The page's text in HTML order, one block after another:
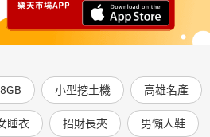
小型挖土機 高雄名產
睡衣 招財長夾 男懶人鞋